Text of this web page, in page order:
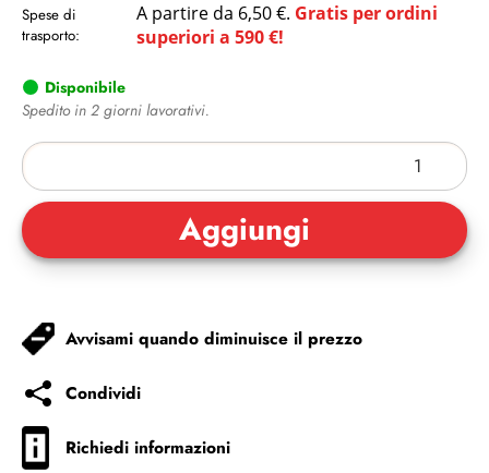
Spese di
trasporto:
A partire da 6,50 €. Gratis per ordini
superiori a 590 €!
Disponibile
Spedito in 2 giorni lavorativi.
Avvisami quando diminuisce il prezzo
Condividi
Richiedi informazioni